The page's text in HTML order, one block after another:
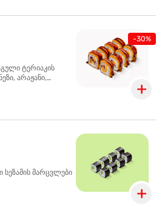
-30%
ტერიაკის
არაჟანი,
მარცვლები